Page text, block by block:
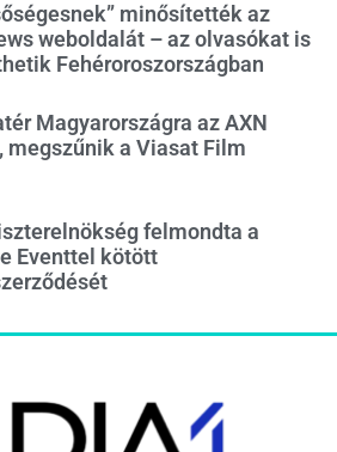
minősítették az
weboldalát – az olvasókat is
Fehéroroszországban
Magyarországra az AXN
megszűnik a Viasat Film
felmondta a
Eventtel kötött